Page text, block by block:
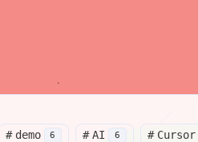
# demo 6 # AI 6 # Cursor